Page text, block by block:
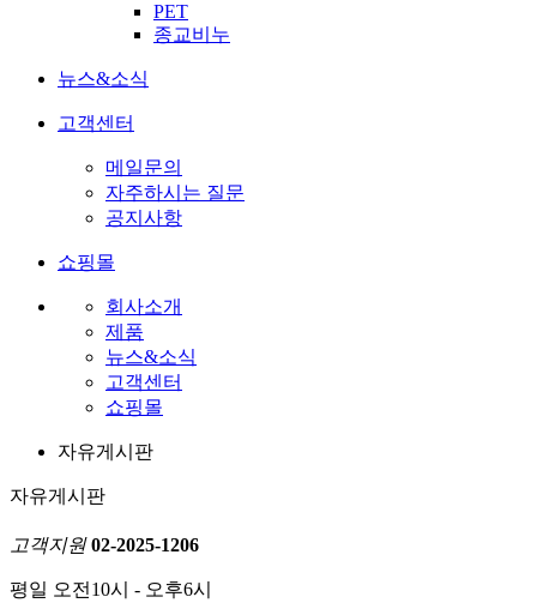
PET
종교비누
뉴스&소식
고객센터
메일문의
자주하시는 질문
공지사항
쇼핑몰
회사소개
제품
뉴스&소식
고객센터
쇼핑몰
자유게시판
자유게시판
고객지원 02-2025-1206
평일 오전10시 - 오후6시